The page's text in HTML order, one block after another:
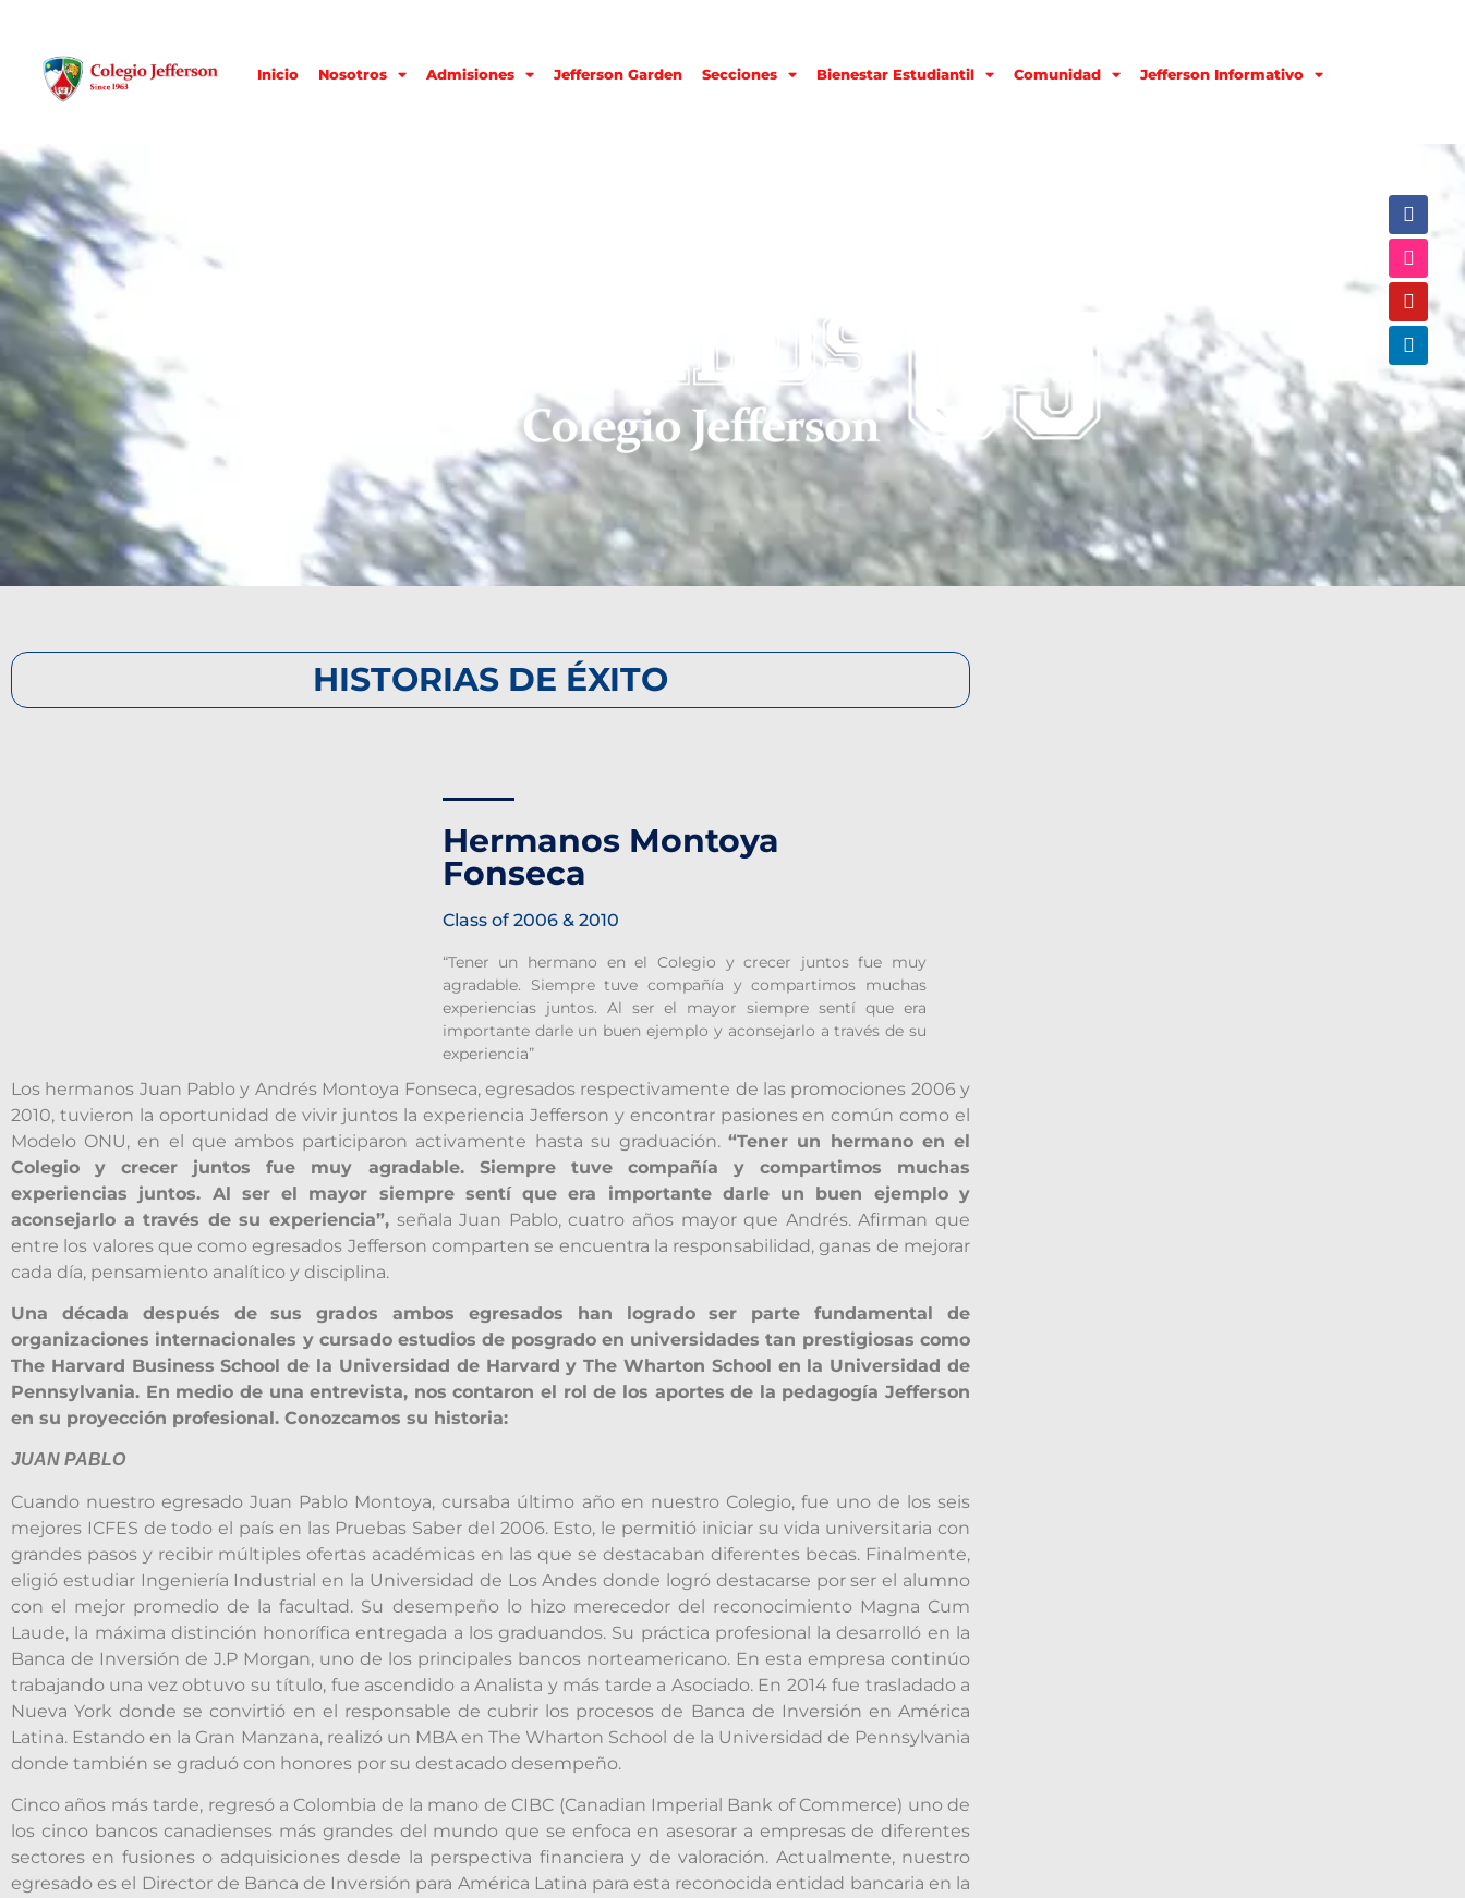
Inicio Nosotros Admisiones Jefferson Garden Secciones Bienestar Estudiantil Comunidad Jefferson Informativo
HISTORIAS DE ÉXITO
Hermanos Montoya
Fonseca
Class of 2006 & 2010
“Tener un hermano en el Colegio y crecer juntos fue muy
agradable. Siempre tuve compañía y compartimos muchas
experiencias juntos. Al ser el mayor siempre sentí que era
importante darle un buen ejemplo y aconsejarlo a través de su
experiencia”
Los hermanos Juan Pablo y Andrés Montoya Fonseca, egresados respectivamente de las promociones 2006 y
2010, tuvieron la oportunidad de vivir juntos la experiencia Jefferson y encontrar pasiones en común como el
Modelo ONU, en el que ambos participaron activamente hasta su graduación.“Tener un hermano en el
Colegio y crecer juntos fue muy agradable. Siempre tuve compañía y compartimos muchas
experiencias juntos. Al ser el mayor siempre sentí que era importante darle un buen ejemplo y
aconsejarlo a través de su experiencia”, señala Juan Pablo, cuatro años mayor que Andrés. Afirman que
entre los valores que como egresados Jefferson comparten se encuentra la responsabilidad, ganas de mejorar
cada día, pensamiento analítico y disciplina.
Una década después de sus grados ambos egresados han logrado ser parte fundamental de
organizaciones internacionales y cursado estudios de posgrado en universidades tan prestigiosas como
The Harvard Business School de la Universidad de Harvard y The Wharton School en la Universidad de
Pennsylvania. En medio de una entrevista, nos contaron el rol de los aportes de la pedagogía Jefferson
en su proyección profesional. Conozcamos su historia:
JUAN PABLO
Cuando nuestro egresado Juan Pablo Montoya, cursaba último año en nuestro Colegio, fue uno de los seis
mejores ICFES de todo el país en las Pruebas Saber del 2006. Esto, le permitió iniciar su vida universitaria con
grandes pasos y recibir múltiples ofertas académicas en las que se destacaban diferentes becas. Finalmente,
eligió estudiar Ingeniería Industrial en la Universidad de Los Andes donde logró destacarse por ser el alumno
con el mejor promedio de la facultad. Su desempeño lo hizo merecedor del reconocimiento Magna Cum
Laude, la máxima distinción honorífica entregada a los graduandos. Su práctica profesional la desarrolló en la
Banca de Inversión de J.P Morgan, uno de los principales bancos norteamericano. En esta empresa continúo
trabajando una vez obtuvo su título, fue ascendido a Analista y más tarde a Asociado. En 2014 fue trasladado a
Nueva York donde se convirtió en el responsable de cubrir los procesos de Banca de Inversión en América
Latina. Estando en la Gran Manzana, realizó un MBA en The Wharton School de la Universidad de Pennsylvania
donde también se graduó con honores por su destacado desempeño.
Cinco años más tarde, regresó a Colombia de la mano de CIBC (Canadian Imperial Bank of Commerce) uno de
los cinco bancos canadienses más grandes del mundo que se enfoca en asesorar a empresas de diferentes
sectores en fusiones o adquisiciones desde la perspectiva financiera y de valoración. Actualmente, nuestro
egresado es el Director de Banca de Inversión para América Latina para esta reconocida entidad bancaria en la